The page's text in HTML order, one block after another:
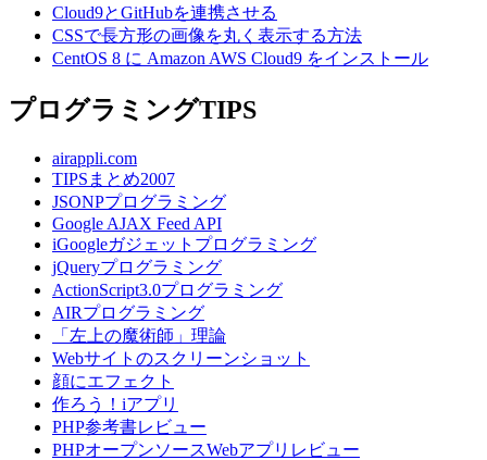
Cloud9とGitHubを連携させる
CSSで長方形の画像を丸く表示する方法
CentOS 8 に Amazon AWS Cloud9 をインストール
プログラミングTIPS
airappli.com
TIPSまとめ2007
JSONPプログラミング
Google AJAX Feed API
iGoogleガジェットプログラミング
jQueryプログラミング
ActionScript3.0プログラミング
AIRプログラミング
「左上の魔術師」理論
Webサイトのスクリーンショット
顔にエフェクト
作ろう！iアプリ
PHP参考書レビュー
PHPオープンソースWebアプリレビュー